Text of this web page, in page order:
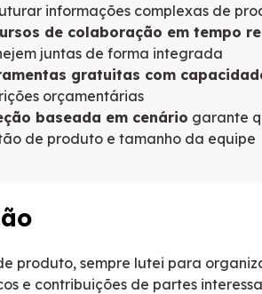
informações complexas de
de colaboração em tempo
juntas de forma integrada
gratuitas com
orçamentárias
baseada em cenário garante
de produto e tamanho da equipe
produto, sempre lutei para
e contribuições de partes